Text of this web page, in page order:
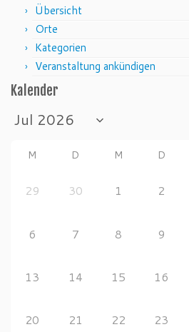
Übersicht
Orte
Kategorien
Veranstaltung ankündigen
Kalender
M D M D
29 30 1 2
6 7 8 9
13 14 15 16
20 21 22 23